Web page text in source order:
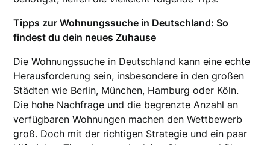
Tipps zur Wohnungssuche in Deutschland: So
findest du dein neues Zuhause
Die Wohnungssuche in Deutschland kann eine echte
Herausforderung sein, insbesondere in den großen
Städten wie Berlin, München, Hamburg oder Köln.
Die hohe Nachfrage und die begrenzte Anzahl an
verfügbaren Wohnungen machen den Wettbewerb
groß. Doch mit der richtigen Strategie und ein paar